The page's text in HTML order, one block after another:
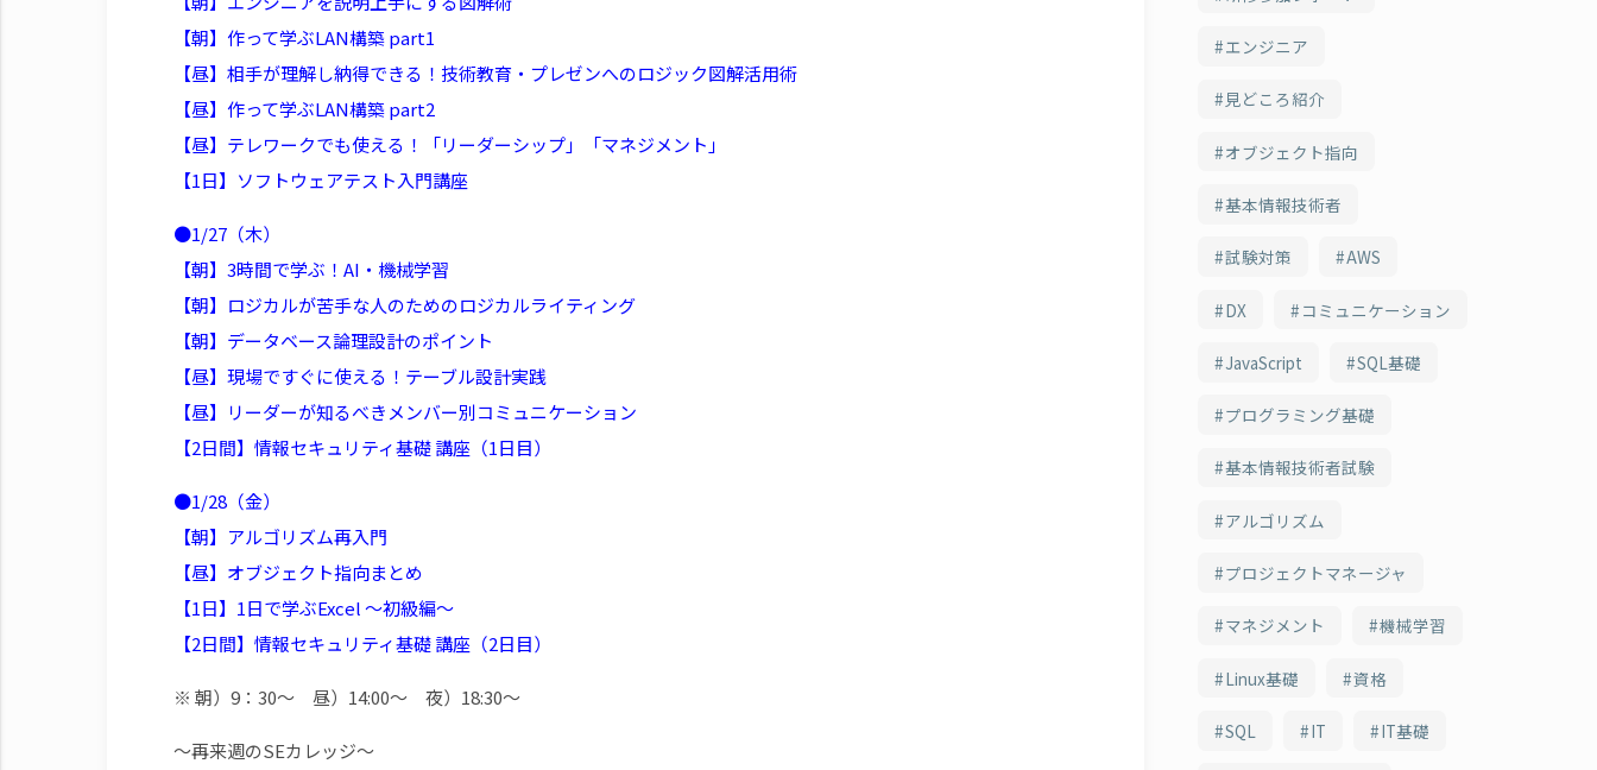
【朝】作って学ぶLAN構築 part1
【昼】相手が理解し納得できる！技術教育・プレゼンへのロジック図解活用術
【昼】作って学ぶLAN構築 part2
【昼】テレワークでも使える！「リーダーシップ」「マネジメント」
【1日】ソフトウェアテスト入門講座
●1/27（木）
【朝】3時間で学ぶ！AI・機械学習
【朝】ロジカルが苦手な人のためのロジカルライティング
【朝】データベース論理設計のポイント
【昼】現場ですぐに使える！テーブル設計実践
【昼】リーダーが知るべきメンバー別コミュニケーション
【2日間】情報セキュリティ基礎 講座（1日目）
●1/28（金）
【朝】アルゴリズム再入門
【昼】オブジェクト指向まとめ
【1日】1日で学ぶExcel ～初級編～
【2日間】情報セキュリティ基礎 講座（2日目）
※ 朝）9：30～ 昼）14:00～ 夜）18:30～
～再来週のSEカレッジ～
エンジニア
見どころ紹介
オブジェクト指向
基本情報技術者
試験対策 AWS
DX コミュニケーション
JavaScript SQL基礎
プログラミング基礎
基本情報技術者試験
アルゴリズム
プロジェクトマネージャ
マネジメント 機械学習
Linux基礎 資格
SQL IT IT基礎